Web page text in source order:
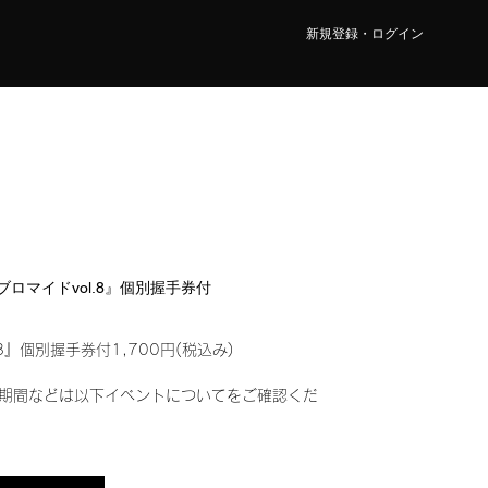
新規登録・ログイン
ロマイドvol.8』個別握手券付
』個別握手券付1,700円(税込み)
間などは以下イベントについてをご確認くだ